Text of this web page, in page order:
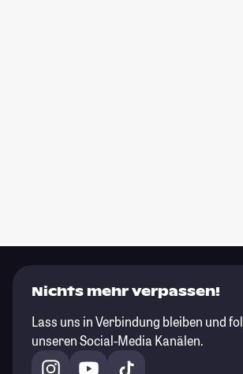
Nichts mehr verpassen!
Lass uns in Verbindung bleiben und
unseren Social-Media Kanälen.